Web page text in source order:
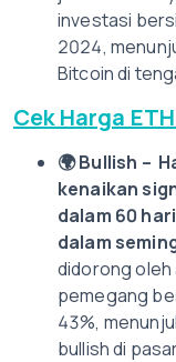
investasi
2024,
Bitcoin di
Cek Harga
🌍Bullish –
kenaikan
dalam 60
dalam
didorong oleh
pemegang
43%,
bullish di